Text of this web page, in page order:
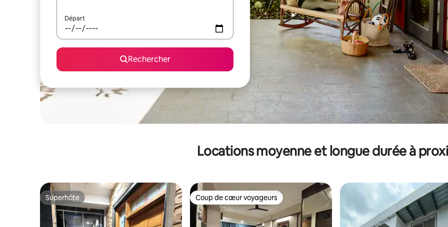
Départ
Rechercher
Locations moyenne et longue durée à
Superhôte
Superhôte Coup de cœur voyageurs
Coup de cœur voyageurs